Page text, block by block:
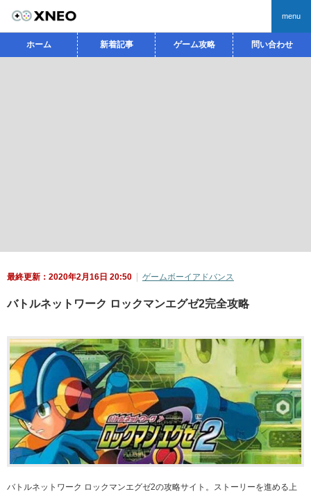
menu
ホーム 新着記事 ゲーム攻略 問い合わせ
最終更新：2020年2月16日 20:50 ゲームボーイアドバンス
バトルネットワーク ロックマンエグゼ2完全攻略
バトルネットワーク ロックマンエグゼ2の攻略サイト。ストーリーを進める上